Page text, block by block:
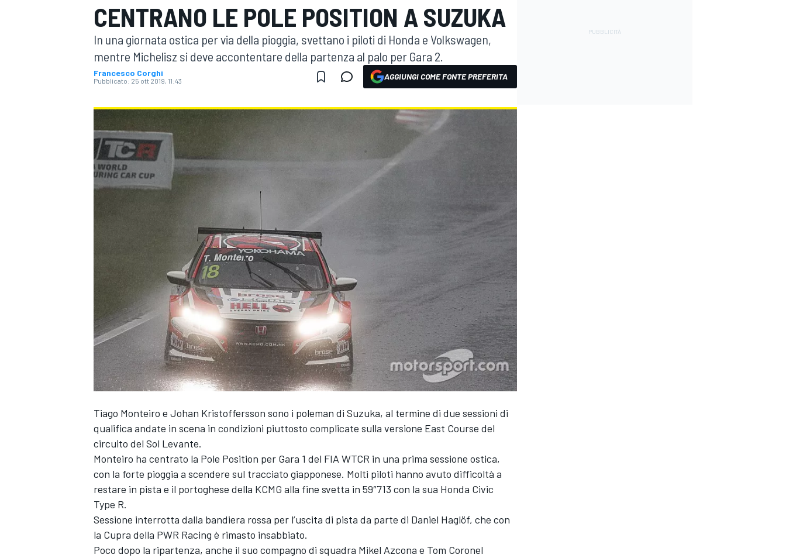
MOTOGP WEC
WRC
MONOPOSTO
CENTRANO LE POLE POSITION A SUZUKA
In una giornata ostica per via della pioggia, svettano i piloti di Honda e Volkswagen,
mentre Michelisz si deve accontentare della partenza al palo per Gara 2.
Francesco Corghi
Pubblicato: 25 ott 2019, 11:43 AGGIUNGI COME FONTE PREFERITA
Tiago Monteiro e Johan Kristoffersson sono i poleman di Suzuka, al termine di due sessioni di
qualifica andate in scena in condizioni piuttosto complicate sulla versione East Course del
circuito del Sol Levante.
Monteiro ha centrato la Pole Position per Gara 1 del FIA WTCR in una prima sessione ostica,
con la forte pioggia a scendere sul tracciato giapponese. Molti piloti hanno avuto difficoltà a
restare in pista e il portoghese della KCMG alla fine svetta in 59″713 con la sua Honda Civic
Type R.
Sessione interrotta dalla bandiera rossa per l’uscita di pista da parte di Daniel Haglöf, che con
la Cupra della PWR Racing è rimasto insabbiato.
Poco dopo la ripartenza, anche il suo compagno di squadra Mikel Azcona e Tom Coronel